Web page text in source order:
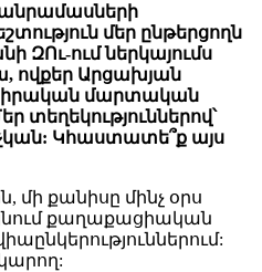
մեր ընթերցողն
ԶՈւ-ում ներկայումս
ովքեր Արցախյան
մարտական
տեղեկություններով՝
Կհաստատե՞ք այս
մի քանիսը մինչ օրս
քաղաքացիական